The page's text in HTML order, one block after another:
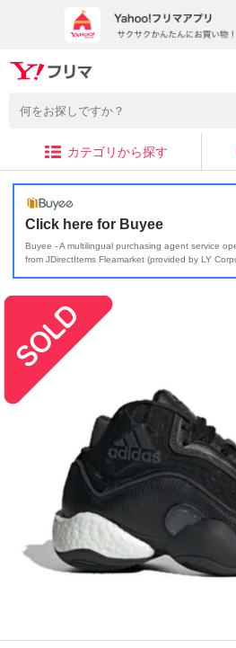
カテゴリから探す
Click here for Buyee
Buyee - A multilingual purchasing agent service
from JDirectItems Fleamarket (provided by LY